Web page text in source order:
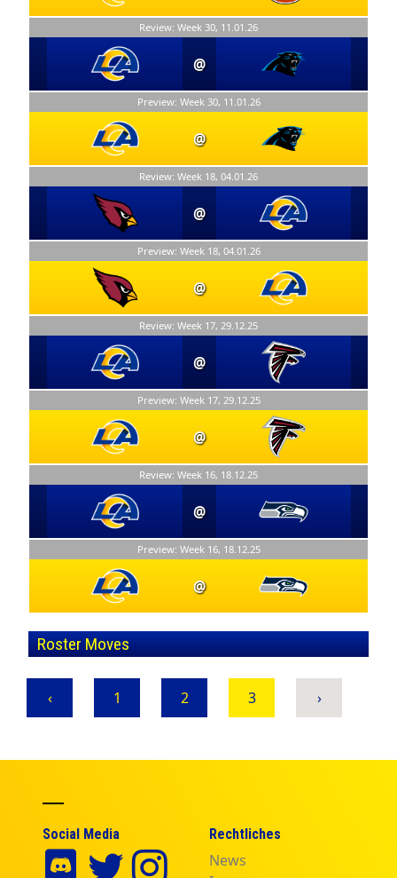
Review: Week 30, 11.01.26
@
Preview: Week 30, 11.01.26
@
Review: Week 18, 04.01.26
@
Preview: Week 18, 04.01.26
@
Review: Week 17, 29.12.25
@
Preview: Week 17, 29.12.25
@
Review: Week 16, 18.12.25
@
Preview: Week 16, 18.12.25
@
Roster Moves
‹ 1 2 3 ›
Social Media Rechtliches
News